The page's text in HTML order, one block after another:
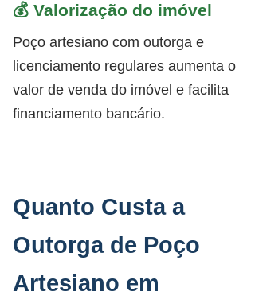
💰 Valorização do imóvel
Poço artesiano com outorga e
licenciamento regulares aumenta o
valor de venda do imóvel e facilita
financiamento bancário.
Quanto Custa a
Outorga de Poço
Artesiano em